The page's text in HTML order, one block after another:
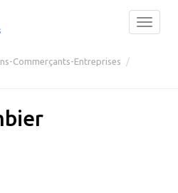
Commerçants-Entreprises